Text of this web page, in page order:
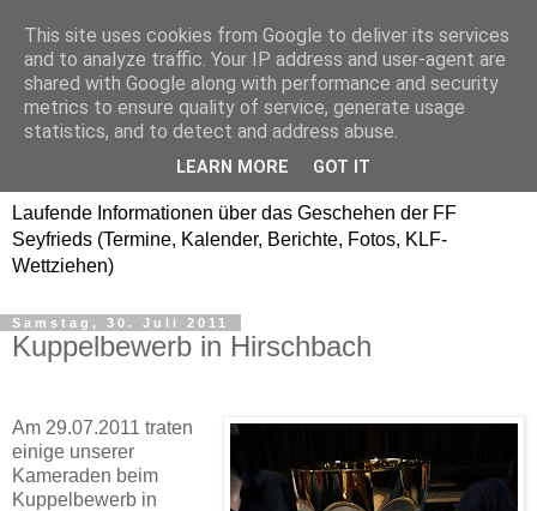
Freiwillige Feuerwehr
SEYFRIEDS
www.ffseyfrieds.at
Laufende Informationen über das Geschehen der FF
Seyfrieds (Termine, Kalender, Berichte, Fotos, KLF-
Wettziehen)
Samstag, 30. Juli 2011
Kuppelbewerb in Hirschbach
Am 29.07.2011 traten
einige unserer
Kameraden beim
Kuppelbewerb in
This site uses cookies from Google to deliver its services
and to analyze traffic. Your IP address and user-agent are
shared with Google along with performance and security
metrics to ensure quality of service, generate usage
statistics, and to detect and address abuse.
LEARN MORE GOT IT